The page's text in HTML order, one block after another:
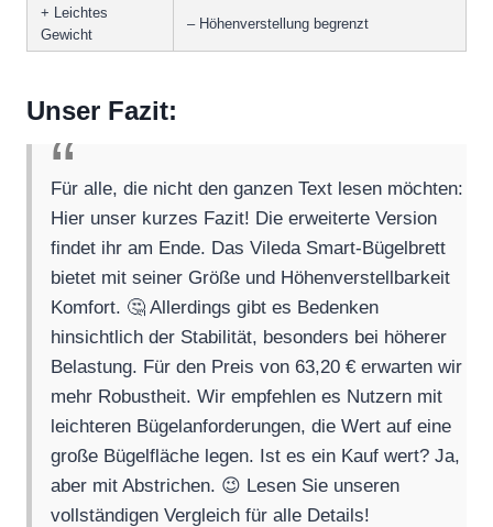
+ Leichtes
Gewicht
– Höhenverstellung begrenzt
Unser Fazit:
Für alle, die nicht den ganzen Text lesen möchten:
Hier unser kurzes Fazit! Die erweiterte Version
findet ihr am Ende. Das Vileda Smart-Bügelbrett
bietet mit seiner Größe und Höhenverstellbarkeit
Komfort. 🤔 Allerdings gibt es Bedenken
hinsichtlich der Stabilität, besonders bei höherer
Belastung. Für den Preis von 63,20 € erwarten wir
mehr Robustheit. Wir empfehlen es Nutzern mit
leichteren Bügelanforderungen, die Wert auf eine
große Bügelfläche legen. Ist es ein Kauf wert? Ja,
aber mit Abstrichen. 😉 Lesen Sie unseren
vollständigen Vergleich für alle Details!